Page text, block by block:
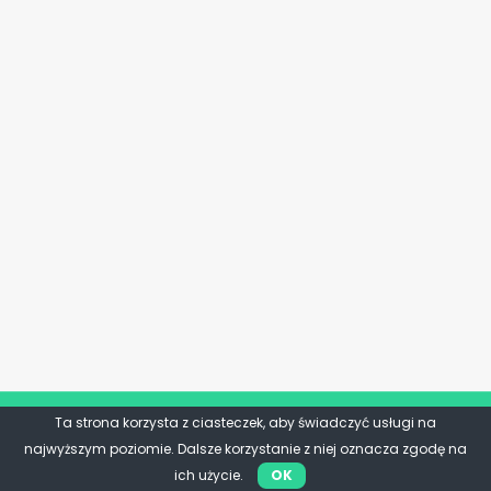
Ta strona korzysta z ciasteczek, aby świadczyć usługi na
najwyższym poziomie. Dalsze korzystanie z niej oznacza zgodę na
ich użycie.
OK